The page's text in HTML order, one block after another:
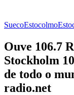
SuecoEstocolmo
Ouve 106.7
Stockholm
de todo o
radio.net